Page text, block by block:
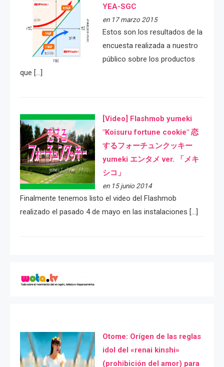
YEA-SGC
en 17 marzo 2015
Estos son los resultados de la
encuesta realizada a nuestro
público sobre los productos
que […]
[Video] Flashmob yumeki
"Koisuru fortune cookie" 恋
するフォーチュンクッキー
yumeki エンタメ ver. 「メキ
シコ」
en 15 junio 2014
Finalmente tenemos listo el video del Flashmob
realizado el pasado 4 de mayo en las instalaciones […]
Otome: Orígen de las reglas
idol del «renai kinshi»
(prohibición del amor) para